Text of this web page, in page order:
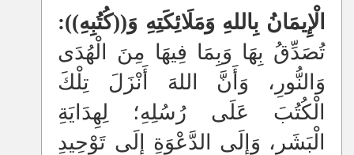
الْإِيمَانُ بِاللهِ وَمَلَائِكَتِهِ وَ((كُتُبِهِ)):
تُصَدِّقُ بِهَا وَبِمَا فِيهَا مِنَ الْهُدَى
وَالنُّورِ، وَأَنَّ اللهَ أَنْزَلَ تِلْكَ
الْكُتُبَ عَلَى رُسُلِهِ؛ لِهِدَايَةِ
الْبَشَرِ، وَإِلَى الدَّعْوَةِ إِلَى تَوْحِيدِ